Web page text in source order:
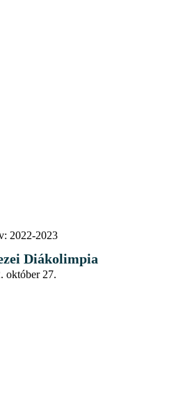
2022-2023
Diákolimpia
október 27.